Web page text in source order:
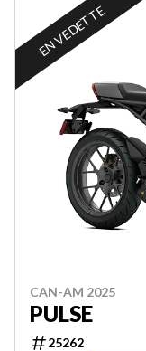
EN VEDETTE
CAN-AM 2025
PULSE
25262